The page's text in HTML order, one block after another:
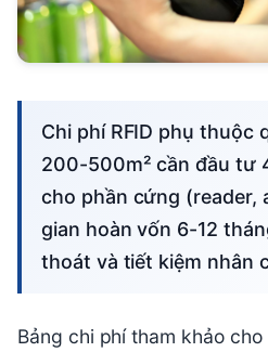
Chi phí RFID phụ thuộc quy mô: cửa hàng
200-500m² cần đầu tư
cho phần cứng (reader,
gian hoàn vốn 6-12
thoát và tiết kiệm nhân
Bảng chi phí tham khảo